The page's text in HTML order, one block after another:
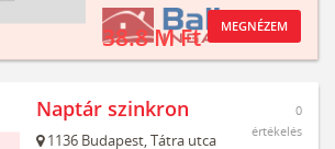
38.8 M Ft MEGNÉZEM
Naptár szinkron
1136 Budapest,Tátra utca
0
értékelés